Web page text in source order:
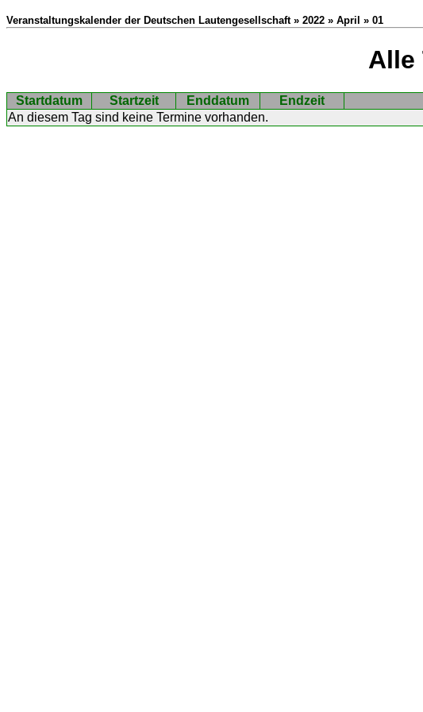
Veranstaltungskalender der Deutschen Lautengesellschaft » 2022 » April » 01
Alle
Startdatum Startzeit Enddatum Endzeit
An diesem Tag sind keine Termine vorhanden.